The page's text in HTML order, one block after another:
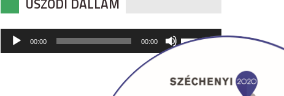
Audió
lejátszó
00:00 00:00
hangerő
csökkentéséhez